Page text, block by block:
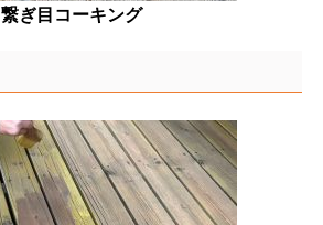
繋ぎ目コーキング